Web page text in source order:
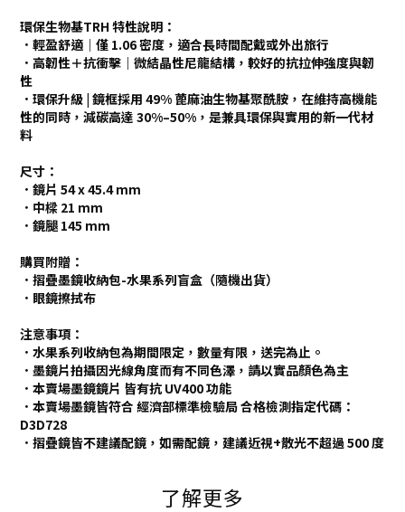
環保生物基TRH 特性說明：
．輕盈舒適｜僅 1.06 密度，適合長時間配戴或外出旅行
．高韌性＋抗衝擊｜微結晶性尼龍結構，較好的抗拉伸強度與韌
性
．環保升級 | 鏡框採用 49% 蓖麻油生物基聚酰胺，在維持高機能
性的同時，減碳高達 30%–50%，是兼具環保與實用的新一代材
料
尺寸：
．鏡片 54 x 45.4 mm
．中樑 21 mm
．鏡腿 145 mm
購買附贈：
．摺疊墨鏡收納包-水果系列盲盒（隨機出貨）
．眼鏡擦拭布
注意事項：
．水果系列收納包為期間限定，數量有限，送完為止。
．墨鏡片拍攝因光線角度而有不同色澤，請以實品顏色為主
．本賣場墨鏡鏡片 皆有抗 UV400 功能
．本賣場墨鏡皆符合 經濟部標準檢驗局 合格檢測指定代碼：
D3D728
．摺疊鏡皆不建議配鏡，如需配鏡，建議近視+散光不超過 500 度
了解更多